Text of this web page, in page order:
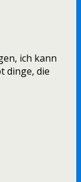
ich kann
dinge, die